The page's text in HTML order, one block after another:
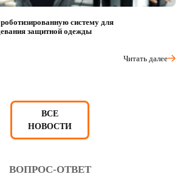
систему для
защитной одежды
Читать далее
ВСЕ
НОВОСТИ
ВОПРОС-ОТВЕТ